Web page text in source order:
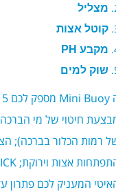
מצליל
קוטל אצות
מקבע PH
שוק למים
Mini Buoy
חיטוי של מי
רמות הכלור בברכה);
אצות וירוקת;
המעניק לכם פתרון